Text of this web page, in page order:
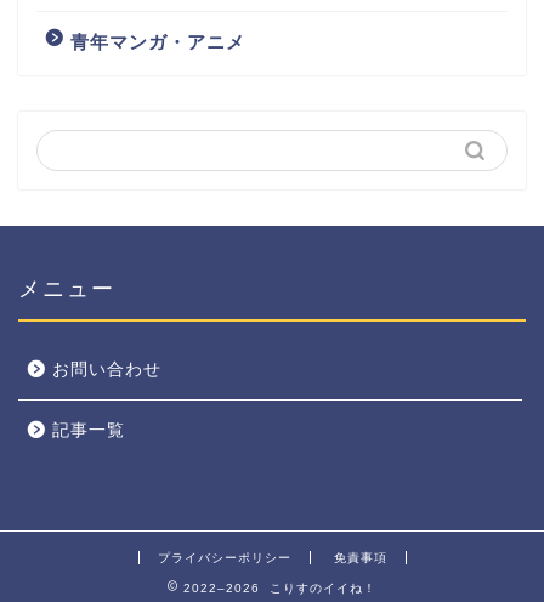
青年マンガ・アニメ
メニュー
お問い合わせ
記事一覧
プライバシーポリシー 免責事項
2022–2026 こりすのイイね！